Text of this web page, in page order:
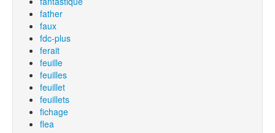
father
faux
fdc-plus
ferait
feuille
feuilles
feuillet
feuillets
fichage
flea